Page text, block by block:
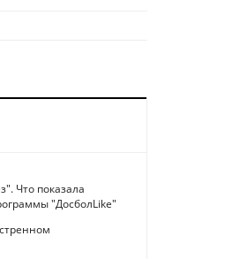
Что показала
"ДосболLike"